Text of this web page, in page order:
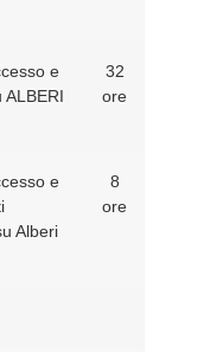
e
32
ore
e
Alberi
8
ore